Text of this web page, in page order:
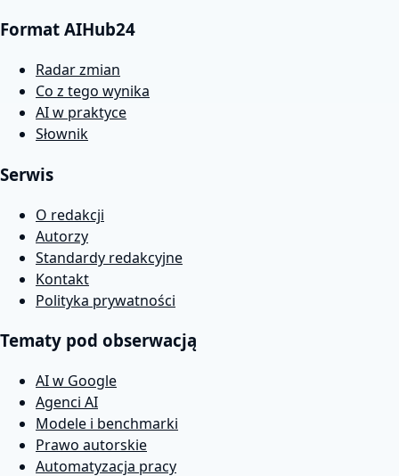
Format AIHub24
Radar zmian
Co z tego wynika
AI w praktyce
Słownik
Serwis
O redakcji
Autorzy
Standardy redakcyjne
Kontakt
Polityka prywatności
Tematy pod obserwacją
AI w Google
Agenci AI
Modele i benchmarki
Prawo autorskie
Automatyzacja pracy